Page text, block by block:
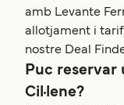
amb Levante
allotjament i
nostre Deal
Puc reservar
Cil·lene?